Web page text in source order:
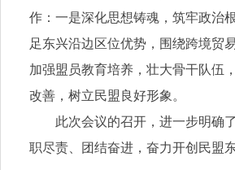
作：一是深化思想铸魂，筑牢政治
足东兴沿边区位优势，围绕跨境贸
加强盟员教育培养，壮大骨干队伍
改善，树立民盟良好形象。
此次会议的召开，进一步明确
职尽责、团结奋进，奋力开创民盟